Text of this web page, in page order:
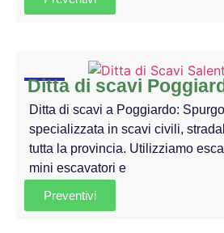
Ditta di scavi
Ditta di scavi a Poggiardo:
specializzata in scavi civili,
tutta la provincia. Utilizziamo
mini escavatori e
Preventivi